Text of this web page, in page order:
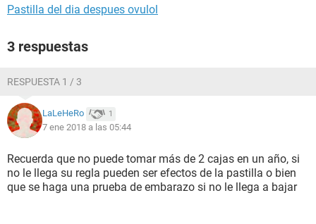
Pastilla del dia despues ovulol
3 respuestas
RESPUESTA 1 / 3
LaLeHeRo 1
7 ene 2018 a las 05:44
Recuerda que no puede tomar más de 2 cajas en un año, si
no le llega su regla pueden ser efectos de la pastilla o bien
que se haga una prueba de embarazo si no le llega a bajar